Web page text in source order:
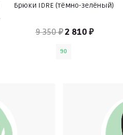
Брюки IDRE (тёмно-зелёный)
9 350 ₽ 2 810 ₽
90